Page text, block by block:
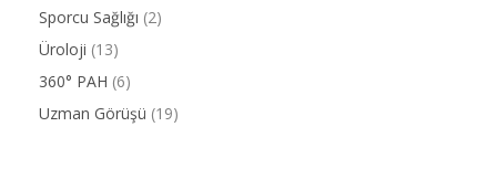
Sporcu Sağlığı (2)
Üroloji (13)
360° PAH (6)
Uzman Görüşü (19)